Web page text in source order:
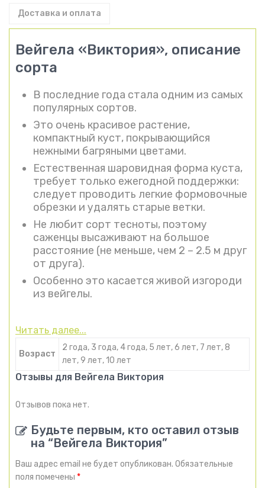
Доставка и оплата
Вейгела «Виктория», описание
сорта
В последние года стала одним из самых
популярных сортов.
Это очень красивое растение,
компактный куст, покрывающийся
нежными багряными цветами.
Естественная шаровидная форма куста,
требует только ежегодной поддержки:
следует проводить легкие формовочные
обрезки и удалять старые ветки.
Не любит сорт тесноты, поэтому
саженцы высаживают на большое
расстояние (не меньше, чем 2 – 2.5 м друг
от друга).
Особенно это касается живой изгороди
из вейгелы.
Читать далее...
Возраст
2 года, 3 года, 4 года, 5 лет, 6 лет, 7 лет, 8
лет, 9 лет, 10 лет
Отзывы для Вейгела Виктория
Отзывов пока нет.
Будьте первым, кто оставил отзыв
на “Вейгела Виктория”
Ваш адрес email не будет опубликован. Обязательные
поля помечены *